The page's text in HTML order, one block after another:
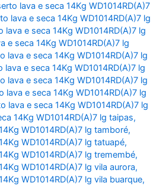
lava e seca 14Kg WD1014RD(A)7
lava e seca 14Kg WD1014RD(A)7 lg
lava e seca 14Kg WD1014RD(A)7 lg
e seca 14Kg WD1014RD(A)7 lg
lava e seca 14Kg WD1014RD(A)7 lg
lava e seca 14Kg WD1014RD(A)7 lg
lava e seca 14Kg WD1014RD(A)7 lg
lava e seca 14Kg WD1014RD(A)7 lg
lava e seca 14Kg WD1014RD(A)7 lg
14Kg WD1014RD(A)7 lg taipas,
WD1014RD(A)7 lg tamboré,
WD1014RD(A)7 lg tatuapé,
WD1014RD(A)7 lg tremembé,
WD1014RD(A)7 lg vila aurora,
WD1014RD(A)7 lg vila buarque,